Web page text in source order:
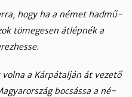
hogy ha a né­met had­mű­
tö­me­ge­sen át­lép­nék a
a Kár­pá­tal­ján át ve­ze­tő
bo­csás­sa a né­